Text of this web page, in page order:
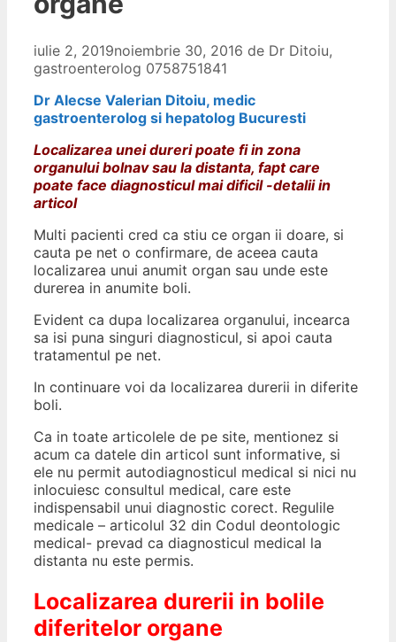
iulie 2, 2019noiembrie 30, 2016 de Dr Ditoiu,
gastroenterolog 0758751841
Dr Alecse Valerian Ditoiu, medic
gastroenterolog si hepatolog Bucuresti
Localizarea unei dureri poate fi in zona
organului bolnav sau la distanta, fapt care
poate face diagnosticul mai dificil -detalii in
articol
Multi pacienti cred ca stiu ce organ ii doare, si
cauta pe net o confirmare, de aceea cauta
localizarea unui anumit organ sau unde este
durerea in anumite boli.
Evident ca dupa localizarea organului, incearca
sa isi puna singuri diagnosticul, si apoi cauta
tratamentul pe net.
In continuare voi da localizarea durerii in diferite
boli.
Ca in toate articolele de pe site, mentionez si
acum ca datele din articol sunt informative, si
ele nu permit autodiagnosticul medical si nici nu
inlocuiesc consultul medical, care este
indispensabil unui diagnostic corect. Regulile
medicale – articolul 32 din Codul deontologic
medical- prevad ca diagnosticul medical la
distanta nu este permis.
Localizarea durerii in bolile
diferitelor organe